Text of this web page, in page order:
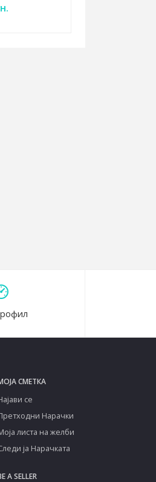
СМЕТКА
се
Нарачки
листа на желби
ја Нарачката
A SELLER